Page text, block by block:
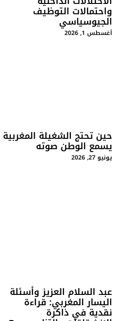
واحتمالات التوظيف
الجيوسياسي
أغسطس 1, 2026
حين تحتج الشغيلة المغربية
يسمع الوطن صوته
يونيو 27, 2026
عبد السلام العزيز وأسئلة
اليسار المغربي: قراءة
نقدية في ذاكرة